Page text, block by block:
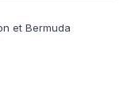
et Bermuda